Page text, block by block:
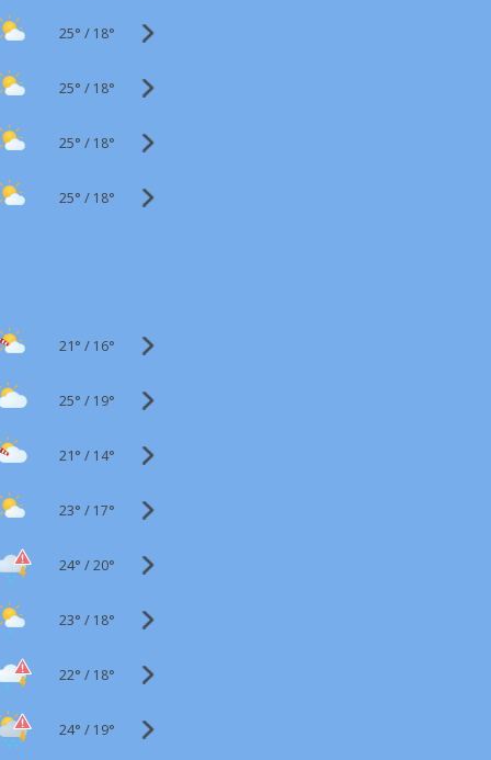
25° / 18°
25° / 18°
25° / 18°
25° / 18°
21° / 16°
25° / 19°
21° / 14°
23° / 17°
24° /20°
23° / 18°
22° / 18°
24° / 19°